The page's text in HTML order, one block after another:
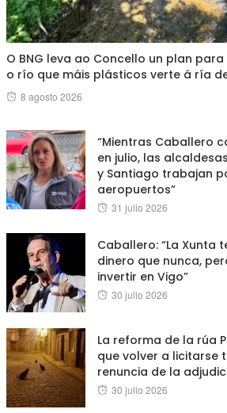
O BNG leva ao Concello un plan
o río que máis plásticos verte á ría
Posted
8 agosto 2026
“Mientras Caballero
en julio, las
y Santiago trabajan
aeropuertos”
Posted
31 julio 2026
Caballero: “La Xunta
dinero que nunca,
invertir en Vigo”
Posted
30 julio 2026
La reforma de la rúa
que volver a licitarse
renuncia de la
Posted
30 julio 2026